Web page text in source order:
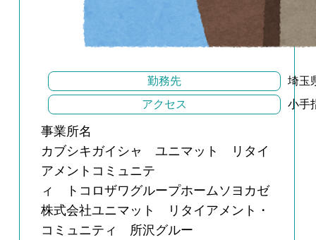
勤務先
埼玉
アクセス
小手
事業所名
カブシキガイシャ ユニマット リタイ
アメントコミュニテ
ィ トコロザワグループホームソヨカゼ
株式会社ユニマット リタイアメント・
コミュニティ 所沢グルー